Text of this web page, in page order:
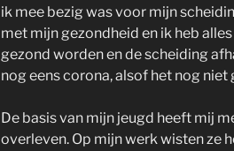
ik mee bezig was voor mijn
met mijn gezondheid en ik heb
gezond worden en de scheiding
nog eens corona, alsof het nog niet
De basis van mijn jeugd heeft mij
overleven. Op mijn werk wisten ze